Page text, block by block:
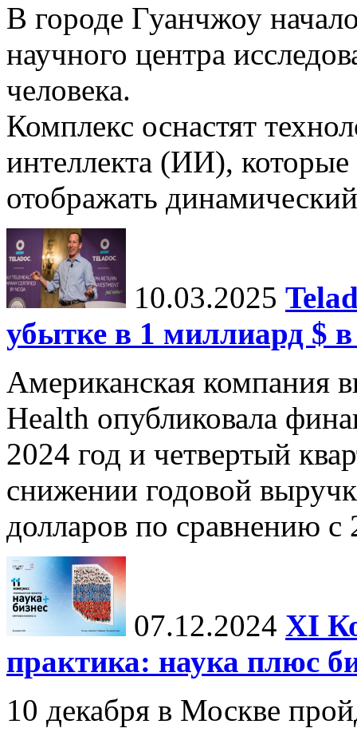
В городе Гуанчжоу
научного центра
человека.
Комплекс оснастят
интеллекта (ИИ),
отображать
10.03.2025
убытке в 1 миллиард $ в
Американская компания
Health опубликовала
2024 год и четвертый
снижении годовой
долларов по сравнению с
07.12.2024 ХI
практика: наука плюс
10 декабря в Москве